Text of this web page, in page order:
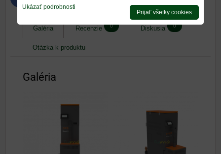
mail
Galéria Recenzie 0 Diskusia 0
Otázka k produktu
Galéria
Ukázať podrobnosti
Prijať všetky cookies